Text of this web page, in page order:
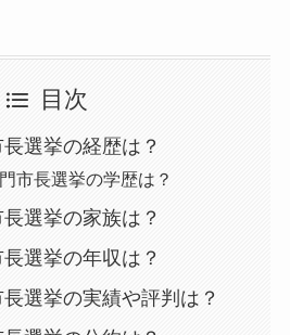
目次
選挙の経歴は？
市長選挙の学歴は？
選挙の家族は？
選挙の年収は？
選挙の実績や評判は？